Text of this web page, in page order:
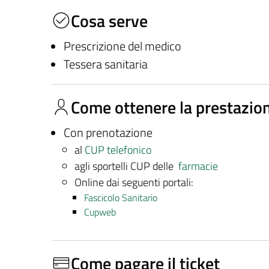
Cosa serve
Prescrizione del medico
Tessera sanitaria
Come ottenere la
Con prenotazione
al CUP telefonico
agli sportelli CUP delle farmacie
Online dai seguenti portali:
Fascicolo Sanitario
Cupweb
Come pagare il ticket